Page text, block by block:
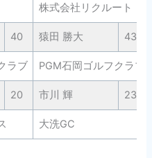
株式会社リクルート
40 猿田 勝大 43
ラブ PGM石岡ゴルフクラブ
20 市川 輝 23
大洗GC